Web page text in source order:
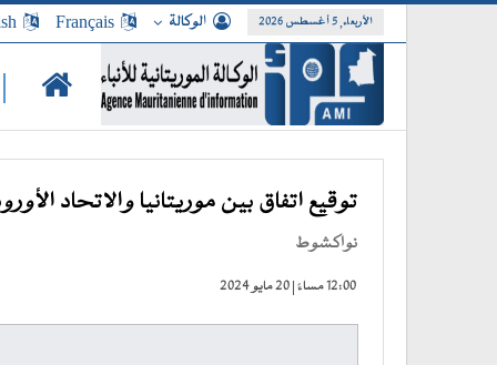
الأربعاء, 5 أغسطس 2026 الوكالة Français
توقيع اتفاق بين موريتانيا والاتحاد
نواكشوط
12:00 مساءً | 20 مايو 2024